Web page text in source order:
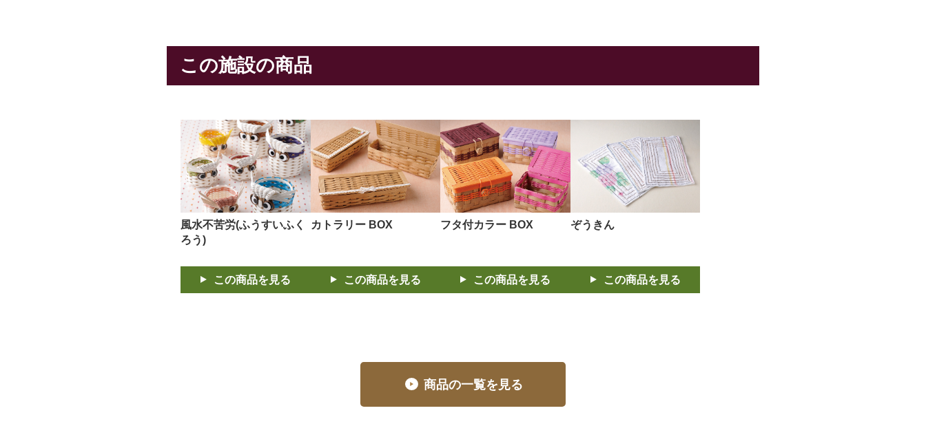
この施設の商品
風水不苦労(ふうすいふく
ろう)
この商品を見る
カトラリー BOX
この商品を見る
フタ付カラー BOX
この商品を見る
ぞうきん
この商品を見る
商品の一覧を見る